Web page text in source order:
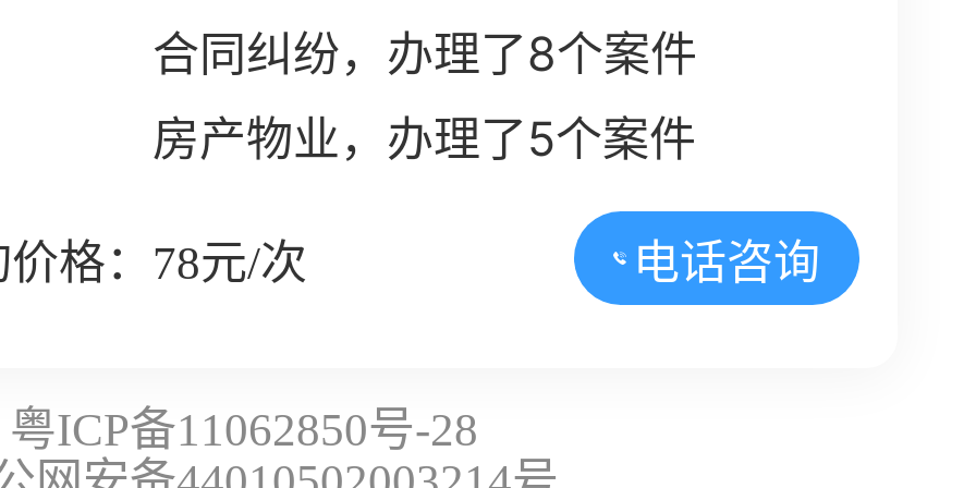
合同纠纷，办理了8个案件
房产物业，办理了5个案件
格：78元/次 电话咨询
粤ICP备11062850号-28